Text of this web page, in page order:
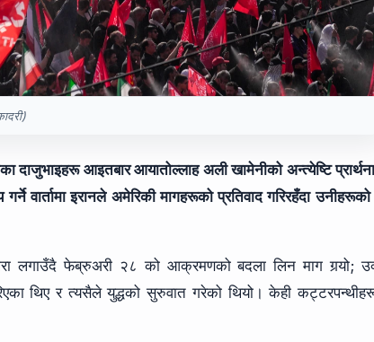
दाजुभाइहरू आइतबार आयातोल्लाह अली खामेनीको अन्त्येष्टि
वार्तामा इरानले अमेरिकी मागहरूको प्रतिवाद गरिरहँदा उनीहरूको
लगाउँदै फेब्रुअरी २८ को आक्रमणको बदला लिन माग गर्‍यो;
थिए र त्यसैले युद्धको सुरुवात गरेको थियो। केही